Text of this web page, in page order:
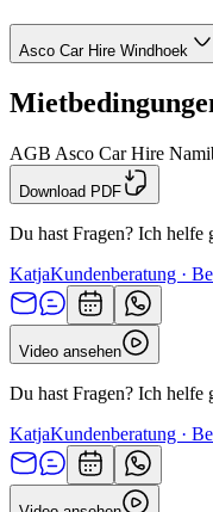
Asco Car Hire Windhoek
AGB Asco Car Hire
Download PDF
Du hast Fragen? Ich helfe
KatjaKundenberatung ·
Video ansehen
Du hast Fragen? Ich helfe
KatjaKundenberatung ·